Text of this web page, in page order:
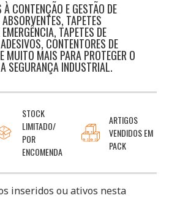
CONTENÇÃO E GESTÃO DE
TAPETES
TAPETES DE
CONTENTORES DE
MUITO MAIS PARA PROTEGER O
SEGURANÇA INDUSTRIAL.
STOCK
LIMITADO/
POR
ENCOMENDA
ARTIGOS
VENDIDOS EM
PACK
inseridos ou ativos nesta